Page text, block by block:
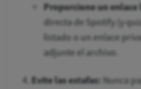
Proporcione un enlace
directa de Spotify (y
listado o un enlace
adjunte el archivo.
Evite las estafas: Nunca